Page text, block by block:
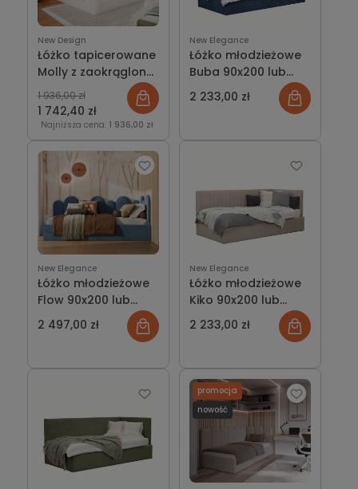
New Design
Łóżko tapicerowane
Molly z zaokrągloną
ramą i miękkim
wezgłowiem
1 742,40 zł
1 936,00 zł
Najniższa cena: 1 936,00 zł
New Elegance
Łóżko młodzieżowe
Buba 90x200 lub
120x200 cm
(narożne wezgłowie
drobiazgi)
2 233,00 zł
New Elegance
Łóżko młodzieżowe
Flow 90x200 lub
120x200 cm
(narożne wezgłowie
różnych
2 497,00 zł
New Elegance
Łóżko młodzieżowe
Kiko 90x200 lub
120x200 cm(narożne
wezgłowie z
przeszyciami)
2 233,00 zł
promocja
nowość